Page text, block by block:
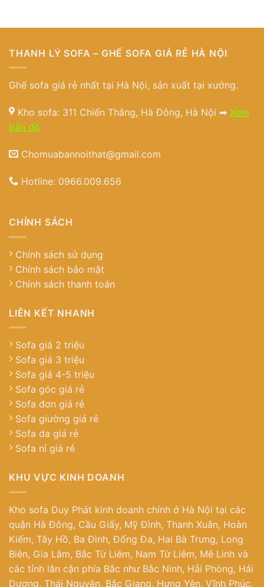
THANH LÝ SOFA – GHẾ SOFA GIÁ RẺ HÀ NỘI
Ghế sofa giá rẻ nhất tại Hà Nội, sản xuất tại xưởng.
Kho sofa: 311 Chiến Thắng, Hà Đông, Hà Nội ➡ Xem
bản đồ
Chomuabannoithat@gmail.com
Hotline: 0966.009.656
CHÍNH SÁCH
Chính sách sử dụng
Chính sách bảo mật
Chính sách thanh toán
LIÊN KẾT NHANH
Sofa giá 2 triệu
Sofa giá 3 triệu
Sofa giá 4-5 triệu
Sofa góc giá rẻ
Sofa đơn giá rẻ
Sofa giường giá rẻ
Sofa da giá rẻ
Sofa nỉ giá rẻ
KHU VỰC KINH DOANH
Kho sofa Duy Phát kinh doanh chính ở Hà Nội tại các
quận Hà Đông, Cầu Giấy, Mỹ Đình, Thanh Xuân, Hoàn
Kiếm, Tây Hồ, Ba Đình, Đống Đa, Hai Bà Trưng, Long
Biên, Gia Lâm, Bắc Từ Liêm, Nam Từ Liêm, Mê Linh và
các tỉnh lân cận phía Bắc như Bắc Ninh, Hải Phòng, Hải
Dương, Thái Nguyên, Bắc Giang, Hưng Yên, Vĩnh Phúc.